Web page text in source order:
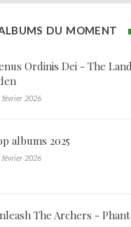
DU MOMENT
Ordinis Dei - The
février 2026
albums 2025
février 2026
The Archers -